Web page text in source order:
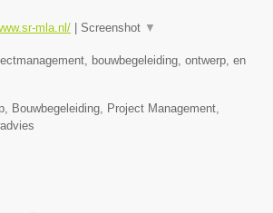
mla.nl/ Screenshot ▼
bouwbegeleiding, ontwerp, en
Bouwbegeleiding, Project Management,